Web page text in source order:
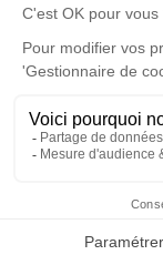
Faire-part
disponible ici.
Cérémonie
Église de
66690